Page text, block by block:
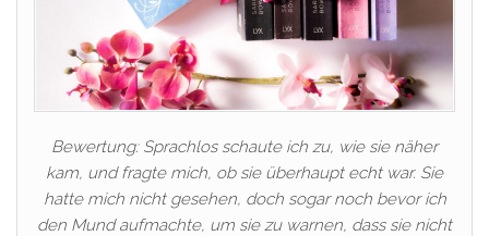
Bewertung: Sprachlos schaute ich zu, wie sie näher
kam, und fragte mich, ob sie überhaupt echt war. Sie
hatte mich nicht gesehen, doch sogar noch bevor ich
den Mund aufmachte, um sie zu warnen, dass sie nicht